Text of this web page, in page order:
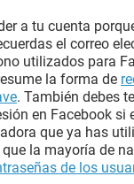
a tu cuenta
el correo
utilizados para
la forma de
. También debes
en Facebook si
que ya has
la mayoría de
de los